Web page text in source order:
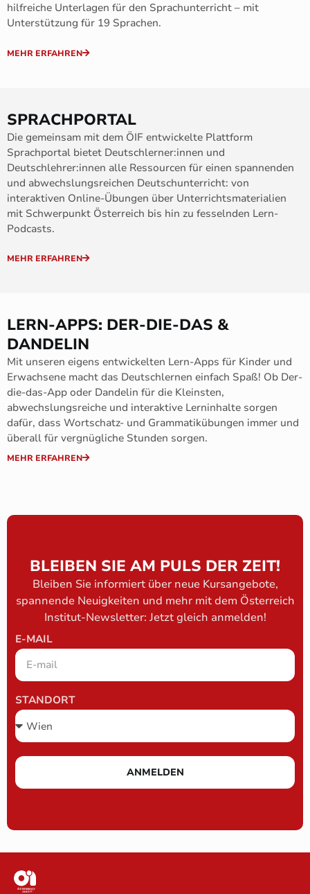
hilfreiche Unterlagen für den Sprachunterricht – mit
Unterstützung für 19 Sprachen.
MEHR ERFAHREN
SPRACHPORTAL
Die gemeinsam mit dem ÖIF entwickelte Plattform
Sprachportal bietet Deutschlerner:innen und
Deutschlehrer:innen alle Ressourcen für einen spannenden
und abwechslungsreichen Deutschunterricht: von
interaktiven Online-Übungen über Unterrichtsmaterialien
mit Schwerpunkt Österreich bis hin zu fesselnden Lern-
Podcasts.
MEHR ERFAHREN
LERN-APPS: DER-DIE-DAS &
DANDELIN
Mit unseren eigens entwickelten Lern-Apps für Kinder und
Erwachsene macht das Deutschlernen einfach Spaß! Ob Der-
die-das-App oder Dandelin für die Kleinsten,
abwechslungsreiche und interaktive Lerninhalte sorgen
dafür, dass Wortschatz- und Grammatikübungen immer und
überall für vergnügliche Stunden sorgen.
MEHR ERFAHREN
BLEIBEN SIE AM PULS DER ZEIT!
Bleiben Sie informiert über neue Kursangebote,
spannende Neuigkeiten und mehr mit dem Österreich
Institut-Newsletter: Jetzt gleich anmelden!
E-MAIL
STANDORT
ANMELDEN